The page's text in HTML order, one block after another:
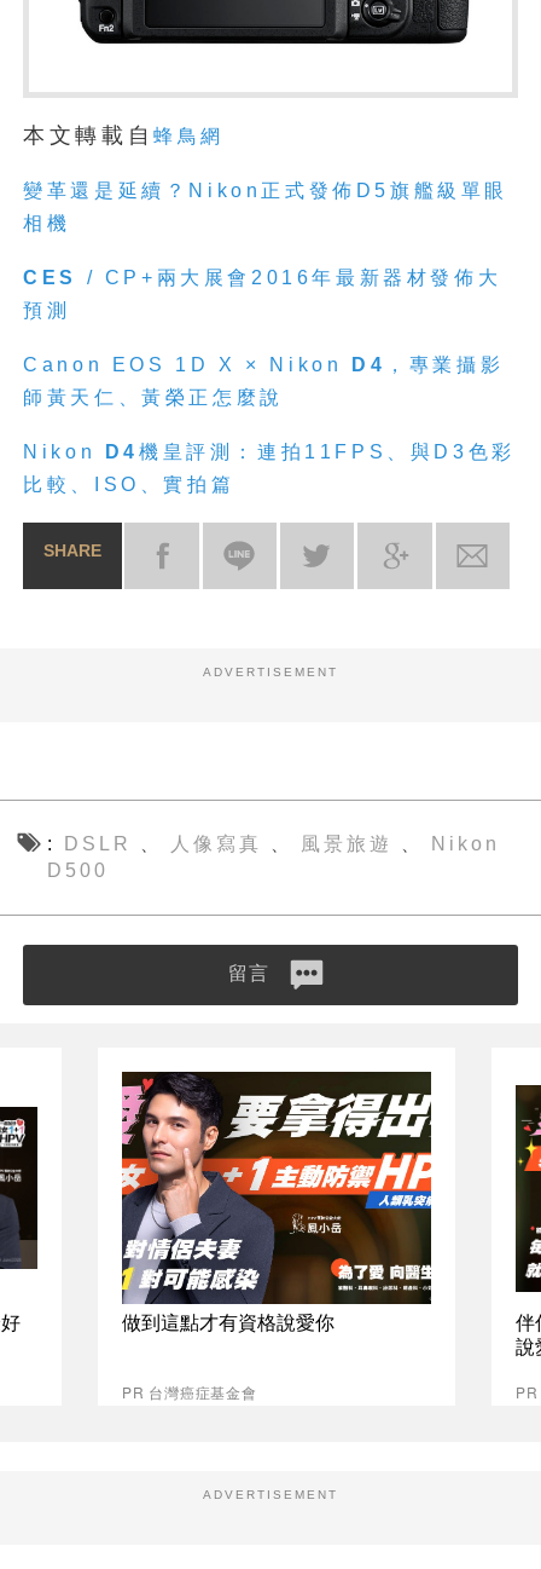
本文轉載自蜂鳥網
變革還是延續？Nikon正式發佈D5旗艦級單眼
相機
CES
/ CP+兩大展會2016年最新器材發佈大
預測
Canon EOS 1D X × Nikon D4 ，專業攝影
師黃天仁、黃榮正怎麼說
Nikon D4 機皇評測：連拍11FPS、與D3色彩
比較、ISO、實拍篇
SHARE
ADVERTISEMENT
DSLR 人像寫真 風景旅遊
Nikon
D500
留言
做到這點才有資格說愛你
PR 台灣癌症基金會
伴
說
ADVERTISEMENT